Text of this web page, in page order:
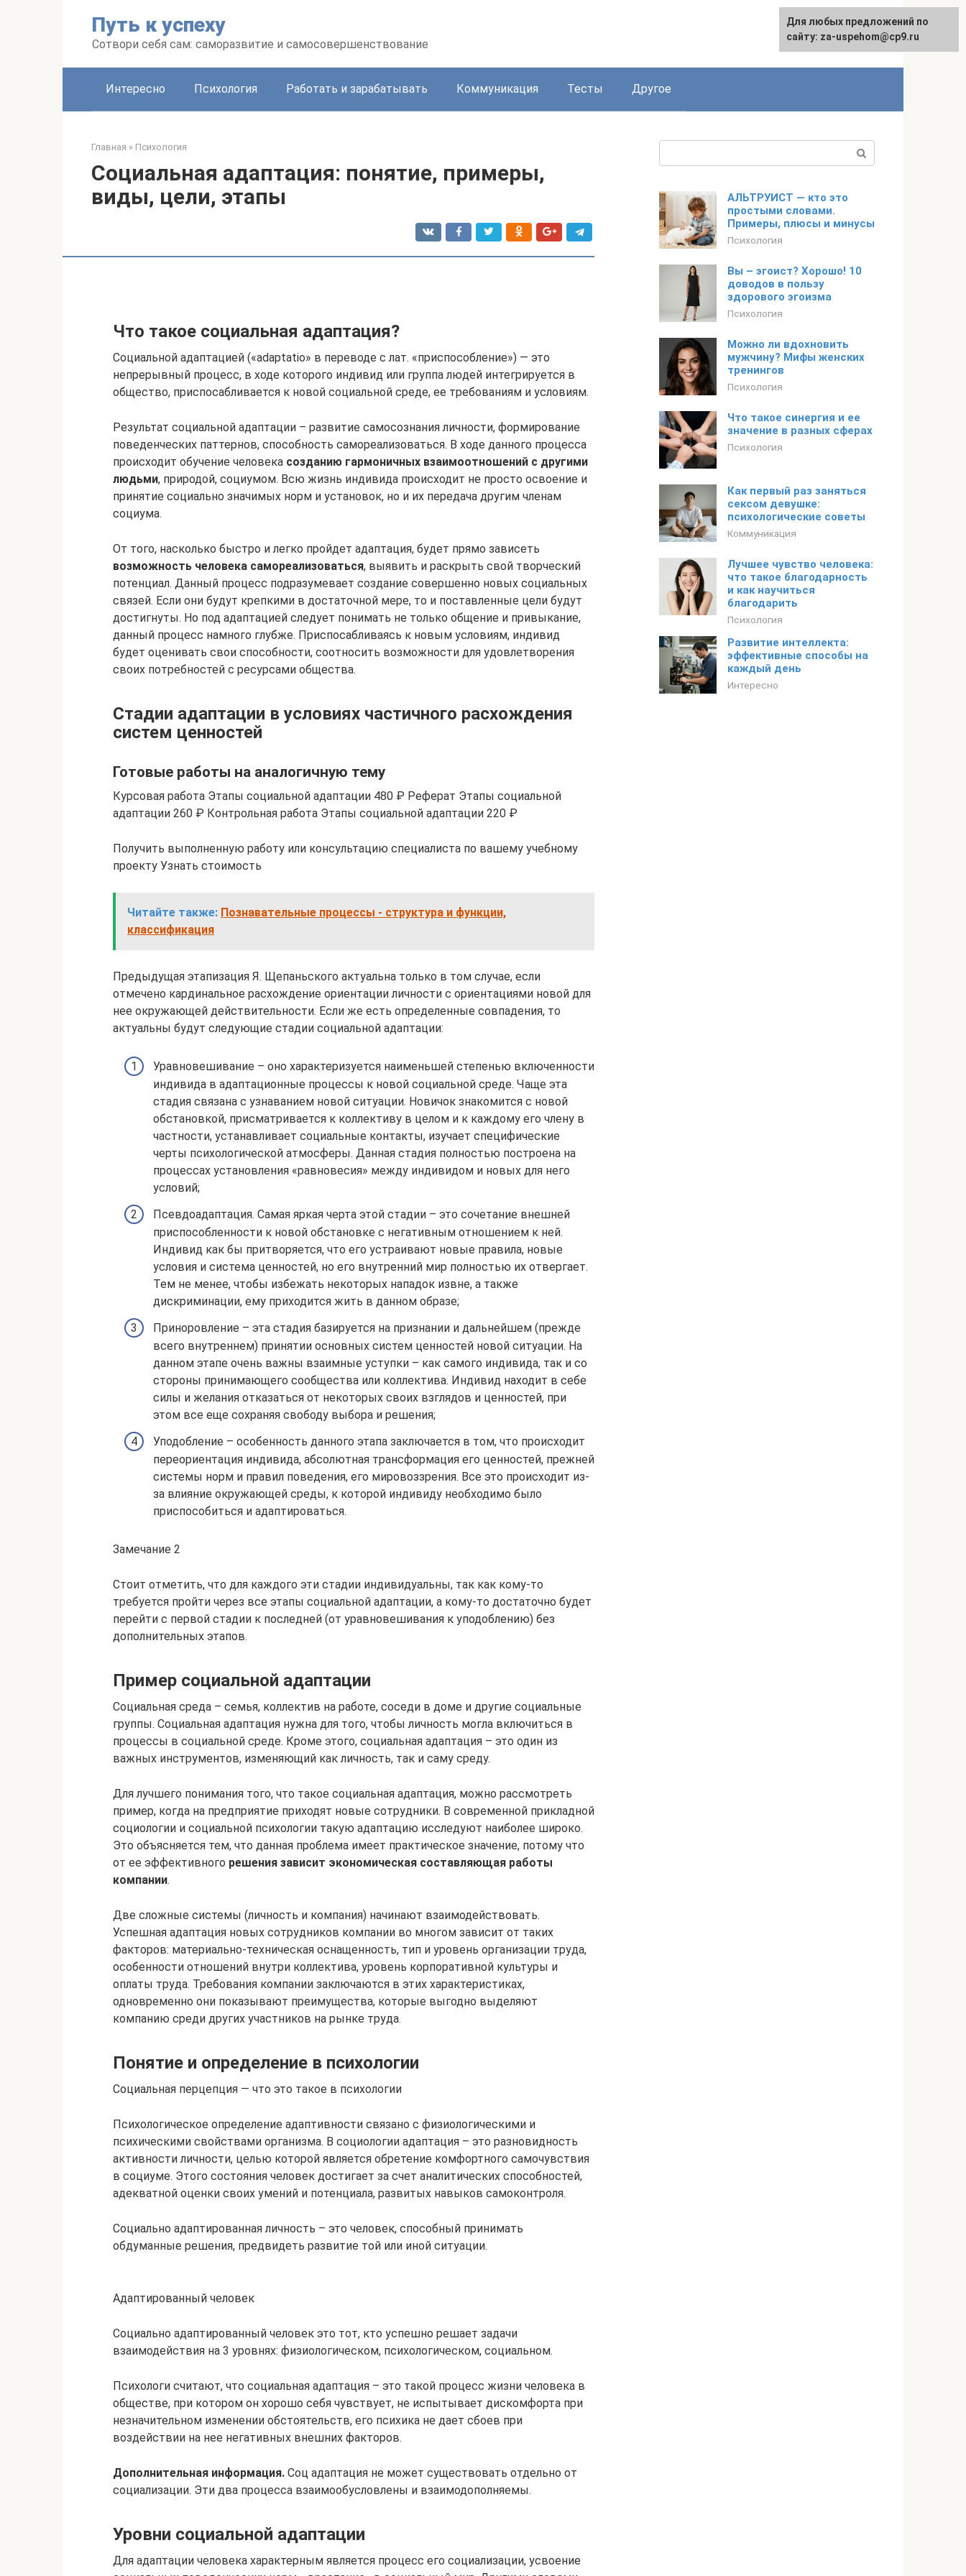
Путь к успеху
Сотвори себя сам: саморазвитие и самосовершенствование
English
Интересно Психология Работать и зарабатывать Коммуникация Тесты Другое
Главная » Психология
Социальная адаптация: понятие, примеры,
виды, цели, этапы
Что такое социальная адаптация?
Социальной адаптацией («adaptatio» в переводе с лат. «приспособление») — это
непрерывный процесс, в ходе которого индивид или группа людей интегрируется в
общество, приспосабливается к новой социальной среде, ее требованиям и условиям.
Результат социальной адаптации – развитие самосознания личности, формирование
поведенческих паттернов, способность самореализоваться. В ходе данного процесса
происходит обучение человека созданию гармоничных взаимоотношений с другими
людьми, природой, социумом. Всю жизнь индивида происходит не просто освоение и
принятие социально значимых норм и установок, но и их передача другим членам
социума.
От того, насколько быстро и легко пройдет адаптация, будет прямо зависеть
возможность человека самореализоваться, выявить и раскрыть свой творческий
потенциал. Данный процесс подразумевает создание совершенно новых социальных
связей. Если они будут крепкими в достаточной мере, то и поставленные цели будут
достигнуты. Но под адаптацией следует понимать не только общение и привыкание,
данный процесс намного глубже. Приспосабливаясь к новым условиям, индивид
будет оценивать свои способности, соотносить возможности для удовлетворения
своих потребностей с ресурсами общества.
Стадии адаптации в условиях частичного расхождения
систем ценностей
Готовые работы на аналогичную тему
Курсовая работа Этапы социальной адаптации 480 ₽ Реферат Этапы социальной
адаптации 260 ₽ Контрольная работа Этапы социальной адаптации 220 ₽
Получить выполненную работу или консультацию специалиста по вашему учебному
проекту Узнать стоимость
Читайте также: Познавательные процессы - структура и функции,
классификация
Предыдущая этапизация Я. Щепаньского актуальна только в том случае, если
отмечено кардинальное расхождение ориентации личности с ориентациями новой для
нее окружающей действительности. Если же есть определенные совпадения, то
актуальны будут следующие стадии социальной адаптации:
Уравновешивание – оно характеризуется наименьшей степенью включенности
индивида в адаптационные процессы к новой социальной среде. Чаще эта
стадия связана с узнаванием новой ситуации. Новичок знакомится с новой
обстановкой, присматривается к коллективу в целом и к каждому его члену в
частности, устанавливает социальные контакты, изучает специфические
черты психологической атмосферы. Данная стадия полностью построена на
процессах установления «равновесия» между индивидом и новых для него
условий;
Псевдоадаптация. Самая яркая черта этой стадии – это сочетание внешней
приспособленности к новой обстановке с негативным отношением к ней.
Индивид как бы притворяется, что его устраивают новые правила, новые
условия и система ценностей, но его внутренний мир полностью их отвергает.
Тем не менее, чтобы избежать некоторых нападок извне, а также
дискриминации, ему приходится жить в данном образе;
Приноровление – эта стадия базируется на признании и дальнейшем (прежде
всего внутреннем) принятии основных систем ценностей новой ситуации. На
данном этапе очень важны взаимные уступки – как самого индивида, так и со
стороны принимающего сообщества или коллектива. Индивид находит в себе
силы и желания отказаться от некоторых своих взглядов и ценностей, при
этом все еще сохраняя свободу выбора и решения;
Уподобление – особенность данного этапа заключается в том, что происходит
переориентация индивида, абсолютная трансформация его ценностей, прежней
системы норм и правил поведения, его мировоззрения. Все это происходит из-
за влияние окружающей среды, к которой индивиду необходимо было
приспособиться и адаптироваться.
Замечание 2
Стоит отметить, что для каждого эти стадии индивидуальны, так как кому-то
требуется пройти через все этапы социальной адаптации, а кому-то достаточно будет
перейти с первой стадии к последней (от уравновешивания к уподоблению) без
дополнительных этапов.
Пример социальной адаптации
Социальная среда – семья, коллектив на работе, соседи в доме и другие социальные
группы. Социальная адаптация нужна для того, чтобы личность могла включиться в
процессы в социальной среде. Кроме этого, социальная адаптация – это один из
важных инструментов, изменяющий как личность, так и саму среду.
Для лучшего понимания того, что такое социальная адаптация, можно рассмотреть
пример, когда на предприятие приходят новые сотрудники. В современной прикладной
социологии и социальной психологии такую адаптацию исследуют наиболее широко.
Это объясняется тем, что данная проблема имеет практическое значение, потому что
от ее эффективного решения зависит экономическая составляющая работы
компании.
Две сложные системы (личность и компания) начинают взаимодействовать.
Успешная адаптация новых сотрудников компании во многом зависит от таких
факторов: материально-техническая оснащенность, тип и уровень организации труда,
особенности отношений внутри коллектива, уровень корпоративной культуры и
оплаты труда. Требования компании заключаются в этих характеристиках,
одновременно они показывают преимущества, которые выгодно выделяют
компанию среди других участников на рынке труда.
Понятие и определение в психологии
Социальная перцепция — что это такое в психологии
Психологическое определение адаптивности связано с физиологическими и
психическими свойствами организма. В социологии адаптация – это разновидность
активности личности, целью которой является обретение комфортного самочувствия
в социуме. Этого состояния человек достигает за счет аналитических способностей,
адекватной оценки своих умений и потенциала, развитых навыков самоконтроля.
Социально адаптированная личность – это человек, способный принимать
обдуманные решения, предвидеть развитие той или иной ситуации.
Адаптированный человек
Социально адаптированный человек это тот, кто успешно решает задачи
взаимодействия на 3 уровнях: физиологическом, психологическом, социальном.
Психологи считают, что социальная адаптация – это такой процесс жизни человека в
обществе, при котором он хорошо себя чувствует, не испытывает дискомфорта при
незначительном изменении обстоятельств, его психика не дает сбоев при
воздействии на нее негативных внешних факторов.
Дополнительная информация. Соц адаптация не может существовать отдельно от
социализации. Эти два процесса взаимообусловлены и взаимодополняемы.
Уровни социальной адаптации
Для адаптации человека характерным является процесс его социализации, усвоение
АЛЬТРУИСТ — кто это
простыми словами.
Примеры, плюсы и минусы
Психология
Вы – эгоист? Хорошо! 10
доводов в пользу
здорового эгоизма
Психология
Можно ли вдохновить
мужчину? Мифы женских
тренингов
Психология
Что такое синергия и ее
значение в разных сферах
Психология
Как первый раз заняться
сексом девушке:
психологические советы
Коммуникация
Лучшее чувство человека:
что такое благодарность
и как научиться
благодарить
Психология
Развитие интеллекта:
эффективные способы на
каждый день
Интересно
Для любых предложений по
сайту: za-uspehom@cp9.ru